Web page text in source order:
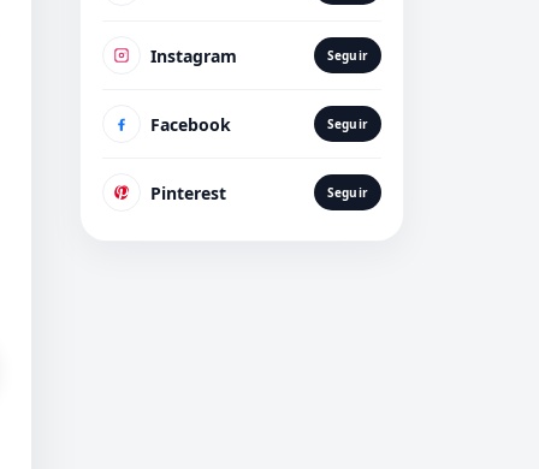
Instagram Seguir
Facebook Seguir
Pinterest Seguir